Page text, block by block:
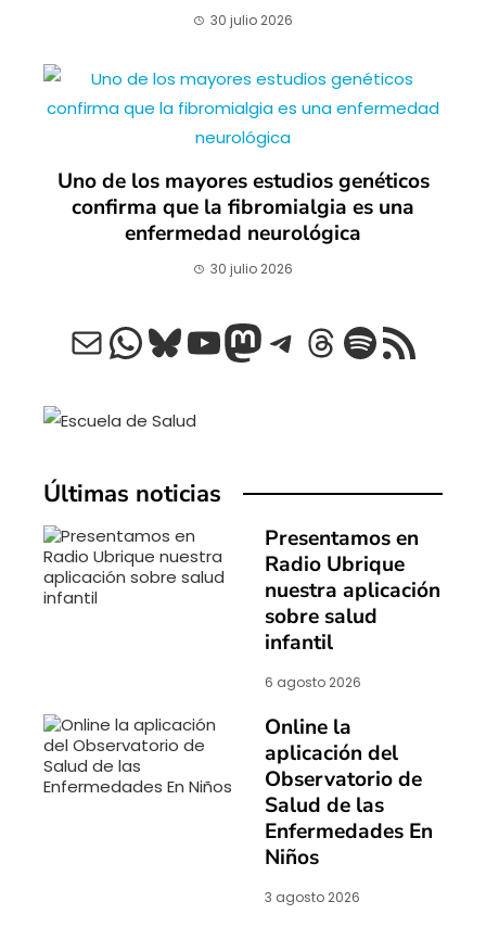
30 julio 2026
Uno de los mayores estudios genéticos
confirma que la fibromialgia es una
enfermedad neurológica
30 julio 2026
Correo electrónico
WhatsApp
Bluesky
YouTube
Mastodon
Telegram
Threads
Spotify
Feed RSS
Últimas noticias
Presentamos en
Radio Ubrique
nuestra aplicación
sobre salud
infantil
6 agosto 2026
Online la
aplicación del
Observatorio de
Salud de las
Enfermedades En
Niños
3 agosto 2026